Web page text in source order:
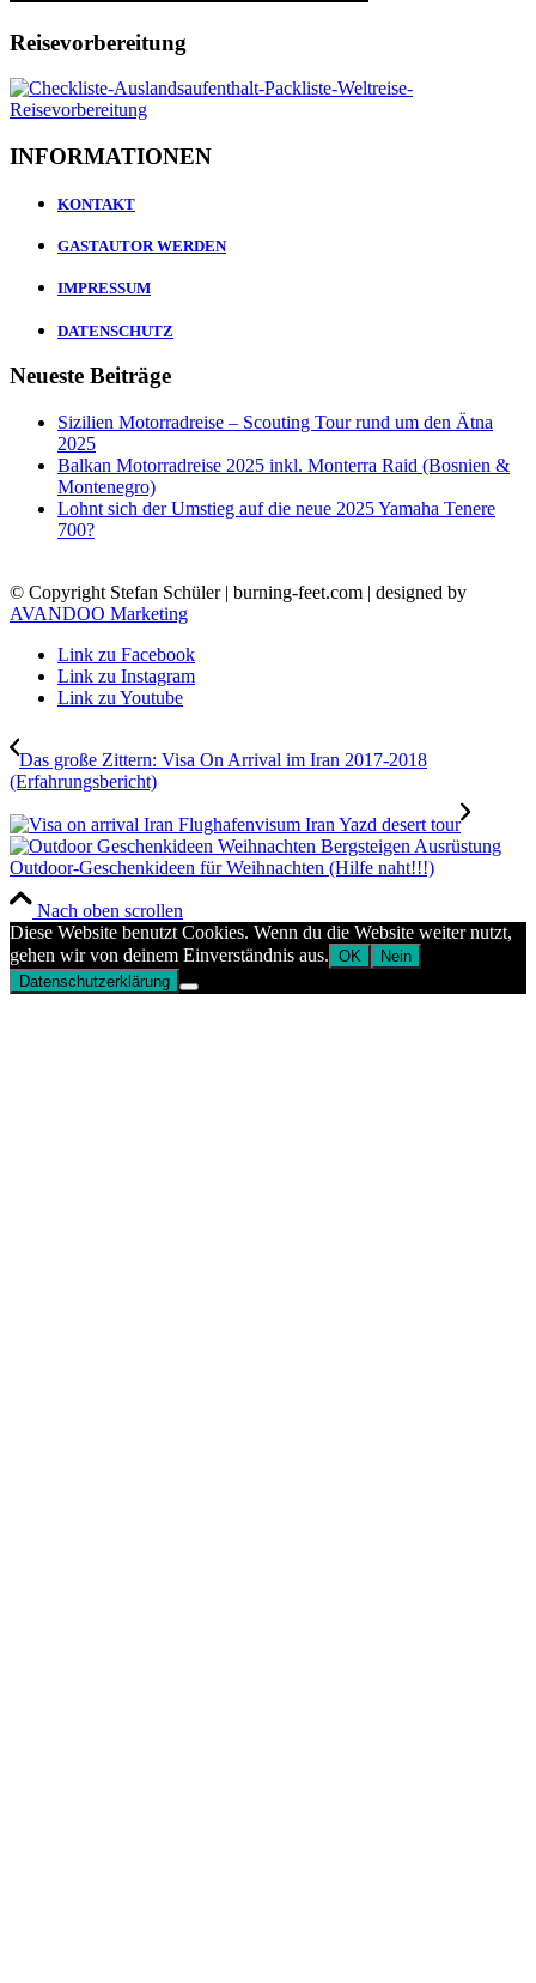
Reisevorbereitung
INFORMATIONEN
KONTAKT
GASTAUTOR WERDEN
IMPRESSUM
DATENSCHUTZ
Neueste Beiträge
Sizilien Motorradreise – Scouting Tour rund um den Ätna
2025
Balkan Motorradreise 2025 inkl. Monterra Raid (Bosnien &
Montenegro)
Lohnt sich der Umstieg auf die neue 2025 Yamaha Tenere
700?
© Copyright Stefan Schüler | burning-feet.com | designed by
AVANDOO Marketing
Link zu Facebook
Link zu Instagram
Link zu Youtube
Das große Zittern: Visa On Arrival im Iran 2017-2018
(Erfahrungsbericht)
Outdoor-Geschenkideen für Weihnachten (Hilfe naht!!!)
Nach oben scrollen
Diese Website benutzt Cookies. Wenn du die Website weiter nutzt,
gehen wir von deinem Einverständnis aus. OK
Nein
Datenschutzerklärung